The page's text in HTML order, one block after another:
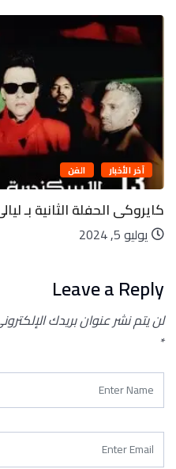
آخر الأخبار الفن
كايروكى الحفلة الثانية بـ
يوليو 5, 2024
Leave a Reply
لن يتم نشر عنوان بريدك
*